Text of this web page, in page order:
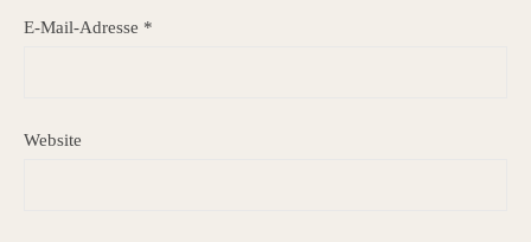
E-Mail-Adresse *
Website